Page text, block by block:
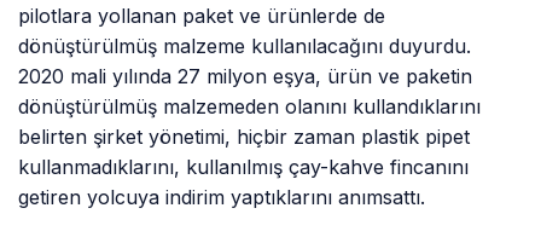
pilotlara yollanan paket ve ürünlerde de
dönüştürülmüş malzeme kullanılacağını duyurdu.
2020 mali yılında 27 milyon eşya, ürün ve paketin
dönüştürülmüş malzemeden olanını kullandıklarını
belirten şirket yönetimi, hiçbir zaman plastik pipet
kullanmadıklarını, kullanılmış çay-kahve fincanını
getiren yolcuya indirim yaptıklarını anımsattı.